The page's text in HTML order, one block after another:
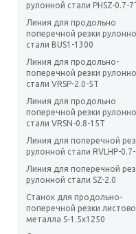
рулонной стали PHSZ-0.7-
Линия для продольно
поперечной резки
стали BUS1-1300
Линия для продольно-
поперечной резки
стали VRSP-2.0-5T
Линия для продольно
поперечной резки
стали VRSN-0.8-15T
Линия для поперечной
рулонной стали RVLHP-
Линия для поперечной
рулонной стали SZ-2.0
Станок для продольно-
поперечной резки
металла S-1.5x1250